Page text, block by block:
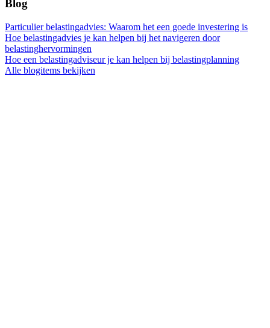
Blog
Particulier belastingadvies: Waarom het een goede investering is
Hoe belastingadvies je kan helpen bij het navigeren door
belastinghervormingen
Hoe een belastingadviseur je kan helpen bij belastingplanning
Alle blogitems bekijken